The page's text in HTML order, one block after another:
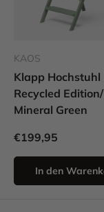
KAOS
Klapp Hochstuhl
Recycled Edition/
Mineral Green
€199,95
In den